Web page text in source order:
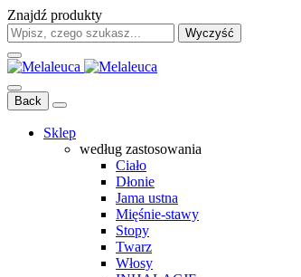
Znajdź produkty
Wyczyść
Back
Sklep
według zastosowania
Ciało
Dłonie
Jama ustna
Mięśnie-stawy
Stopy
Twarz
Włosy